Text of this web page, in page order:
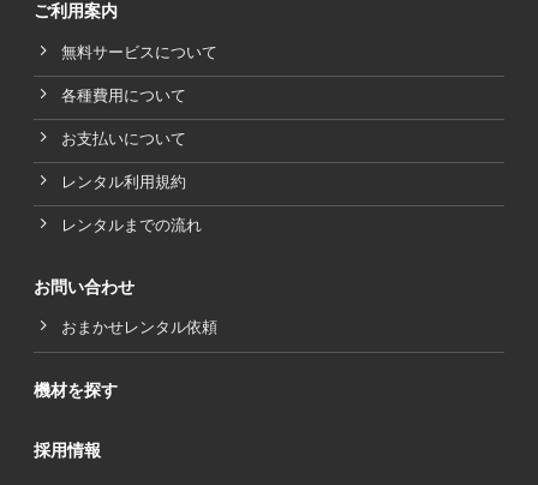
ご利用案内
無料サービスについて
各種費用について
お支払いについて
レンタル利用規約
レンタルまでの流れ
お問い合わせ
おまかせレンタル依頼
機材を探す
採用情報